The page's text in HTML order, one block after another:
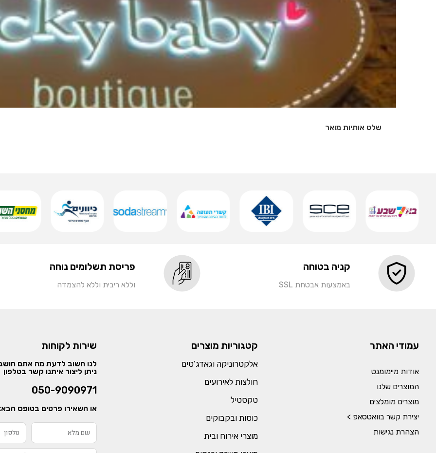
שלט אותיות מואר
קניה בטוחה
באמצעות אבטחת SSL
פריסת תשלומים נוחה
וללא ריבית וללא להצמדה
עמודי האתר
אודות מיימומנט
המוצרים שלנו
מוצרים מומלצים
יצירת קשר בוואטסאפ >
הצהרת נגישות
קטגוריות מוצרים
אלקטרוניקה וגאדג’טים
חולצות לאירועים
טקסטיל
כוסות ובקבוקים
מוצרי אירוח ובית
שירות לקוחות
לנו חשוב לדעת מה אתם
ניתן ליצור איתנו קשר בטלפון
050-9090971
או השאירו פרטים בטופס הבא: